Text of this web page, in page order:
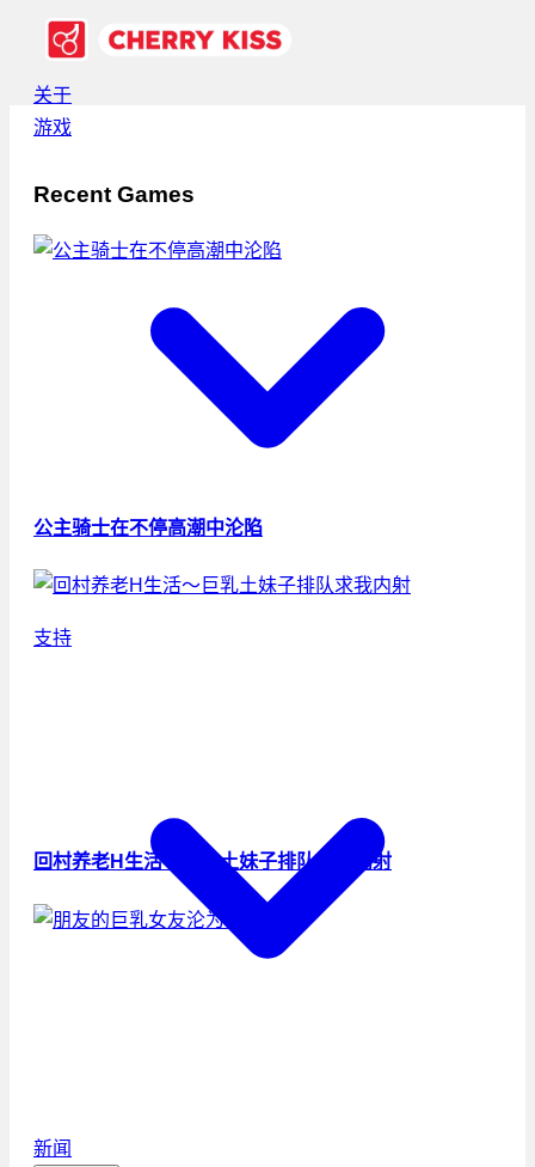
关于
游戏
支持
新闻
Recent Games
公主骑士在不停高潮中沦陷
回村养老H生活～巨乳土妹子排队求我内射